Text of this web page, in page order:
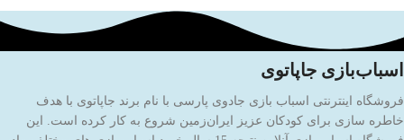
اسباب‌بازی جاپاتوی
فروشگاه اینترنتی اسباب بازی جادوی پارسی با نام برند جاپاتوی با هدف
خاطره سازی برای کودکان عزیز ایران‌زمین شروع به کار کرده است. این